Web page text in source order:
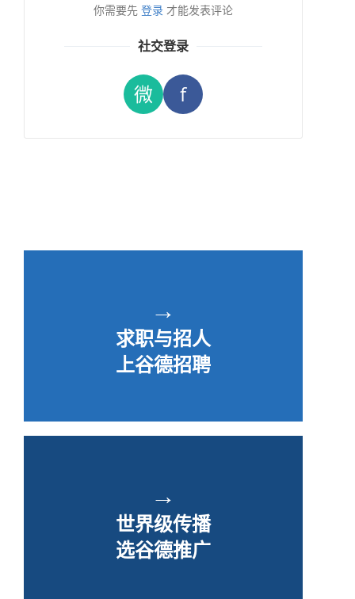
你需要先 登录 才能发表评论
社交登录
微 f
→
求职与招人
上谷德招聘
→
世界级传播
选谷德推广